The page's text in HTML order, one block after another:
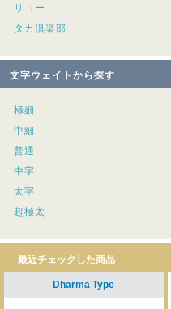
リコー
タカ倶楽部
文字ウェイトから探す
極細
中細
普通
中字
太字
超極太
最近チェックした商品
Dharma Type